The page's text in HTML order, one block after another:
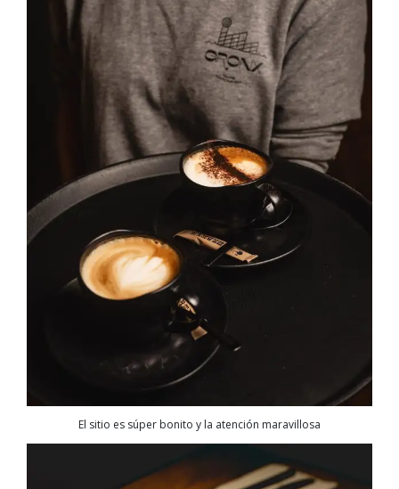
El sitio es súper bonito y la atención maravillosa